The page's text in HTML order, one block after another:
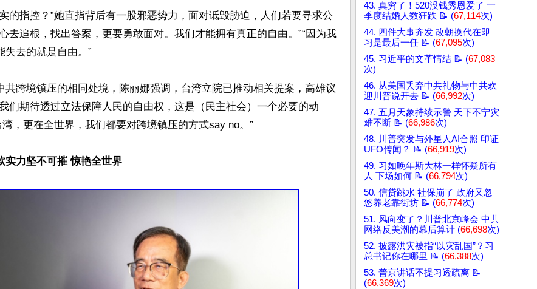
的指控？”她直指背后有一股邪恶势力，面对诋毁胁迫，人们若要寻求公
去追根，找出答案，更要勇敢面对。我们才能拥有真正的自由。”“因为我
失去的就是自由。”
共跨境镇压的相同处境，陈丽娜强调，台湾立院已推动相关提案，高雄议
们期待透过立法保障人民的自由权，这是（民主社会）一个必要的动
湾，更在全世界，我们都要对跨境镇压的方式say no。”
实力坚不可摧 惊艳全世界
43. 真穷了！520没钱秀恩爱了 一
季度结婚人数狂跌 📝 (67,114次)
44. 四件大事齐发 改朝换代在即
习是最后一任 📝 (67,095次)
45. 习近平的文革情结 📝 (67,083
次)
46. 从美国丢弃中共礼物与中共欢
迎川普说开去 📝 (66,992次)
47. 五月天象持续示警 天下不宁灾
难不断 📝 (66,986次)
48. 川普突发与外星人AI合照 印证
UFO传闻？ 📝 (66,919次)
49. 习如晚年斯大林一样怀疑所有
人 下场如何 📝 (66,794次)
50. 信贷跳水 社保崩了 政府又忽
悠养老靠街坊 📝 (66,774次)
51. 风向变了？川普北京峰会 中共
网络反美潮的幕后算计 (66,698次)
52. 披露洪灾被指“以灾乱国”？习
总书记你在哪里 📝 (66,388次)
53. 普京讲话不提习透疏离 📝
(66,369次)